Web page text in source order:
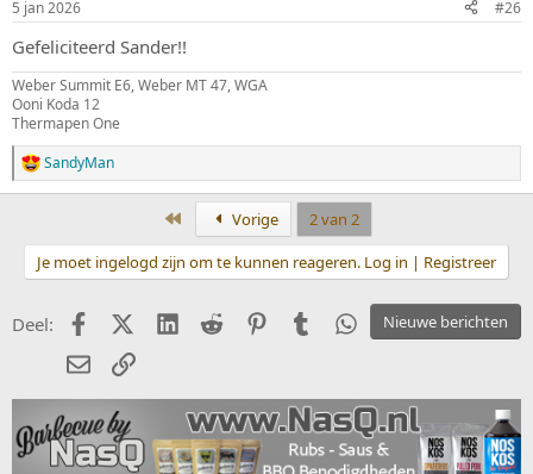
g
e
n
:
5 jan 2026 #26
Gefeliciteerd Sander!!
Weber Summit E6, Weber MT 47, WGA
Ooni Koda 12
Thermapen One
W
a
d
n
:
SandyMan
Eerste Vorige
2 van 2
Je moet ingelogd zijn om te kunnen reageren. Log in | Registreer
Nieuwe berichten
Deel: FacebookX (Twitter)
LinkedIn
Reddit PinterestTumblrWhatsApp
E-mailkoppeling